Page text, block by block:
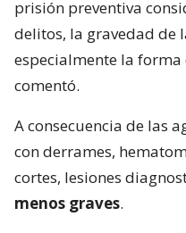
prisión preventiva
delitos, la gravedad de
especialmente la forma
comentó.
A consecuencia de las
con derrames,
cortes, lesiones
menos graves.